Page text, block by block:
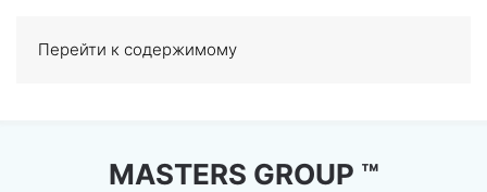
Перейти к содержимому
0
MASTERS GROUP ™